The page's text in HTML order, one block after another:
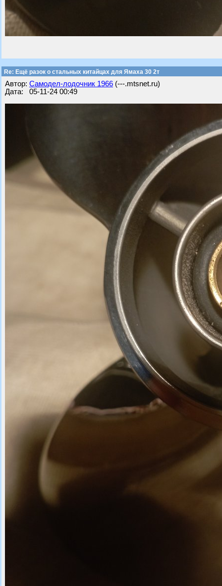
Re: Ещё разок о стальных китайцах для Ямаха 30 2т
Автор: Самодел-лодочник 1966 (---.mtsnet.ru)
Дата: 05-11-24 00:49